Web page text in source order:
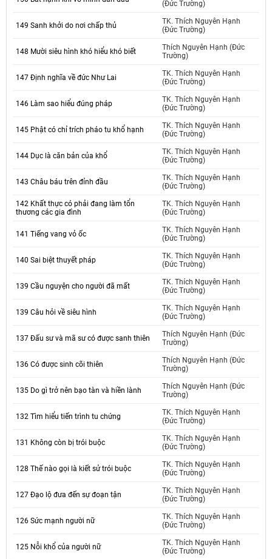
(Đức Trường)
149 Sanh khởi do nơi chấp thủ
TK. Thích Nguyên Hạnh
(Đức Trường)
148 Mười siêu hình khó hiểu khó biết
Thích Nguyên Hạnh (Đức
Trường)
147 Định nghĩa về đức Như Lai
TK. Thích Nguyên Hạnh
(Đức Trường)
146 Làm sao hiểu đúng pháp
TK. Thích Nguyên Hạnh
(Đức Trường)
145 Phật có chỉ trích pháo tu khổ hạnh
TK. Thích Nguyên Hạnh
(Đức Trường)
144 Dục là căn bản của khổ
TK. Thích Nguyên Hạnh
(Đức Trường)
143 Châu báu trên đỉnh đầu
TK. Thích Nguyên Hạnh
(Đức Trường)
142 Khất thực có phải đang làm tổn
thương các gia đình
TK. Thích Nguyên Hạnh
(Đức Trường)
141 Tiếng vang vỏ ốc
TK. Thích Nguyên Hạnh
(Đức Trường)
140 Sai biệt thuyết pháp
TK. Thích Nguyên Hạnh
(Đức Trường)
139 Cầu nguyện cho người đã mất
TK. Thích Nguyên Hạnh
(Đức Trường)
139 Câu hỏi về siêu hình
TK. Thích Nguyên Hạnh
(Đức Trường)
137 Đấu sư và mã sư có được sanh thiên
Thích Nguyên Hạnh (Đức
Trường)
136 Có được sinh cõi thiên
Thích Nguyên Hạnh (Đức
Trường)
135 Do gì trở nên bạo tàn và hiền lành
Thích Nguyên Hạnh (Đức
Trường)
132 Tìm hiểu tiến trình tu chứng
TK. Thích Nguyên Hạnh
(Đức Trường)
131 Không còn bị trói buộc
TK. Thích Nguyên Hạnh
(Đức Trường)
128 Thế nào gọi là kiết sử trói buộc
TK. Thích Nguyên Hạnh
(Đức Trường)
127 Đạo lộ đưa đến sự đoạn tận
TK. Thích Nguyên Hạnh
(Đức Trường)
126 Sức mạnh người nữ
TK. Thích Nguyên Hạnh
(Đức Trường)
125 Nỗi khổ của người nữ
TK. Thích Nguyên Hạnh
(Đức Trường)